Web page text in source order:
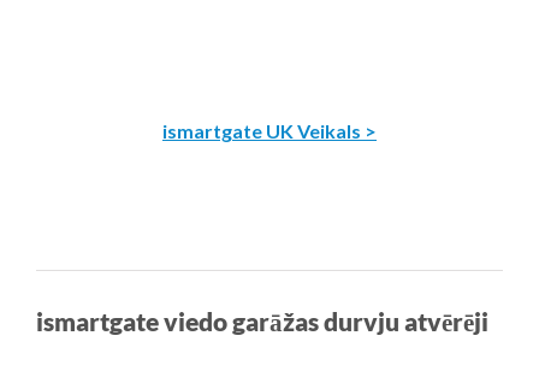
ismartgate UK Veikals >
ismartgate viedo garāžas durvju atvērēji